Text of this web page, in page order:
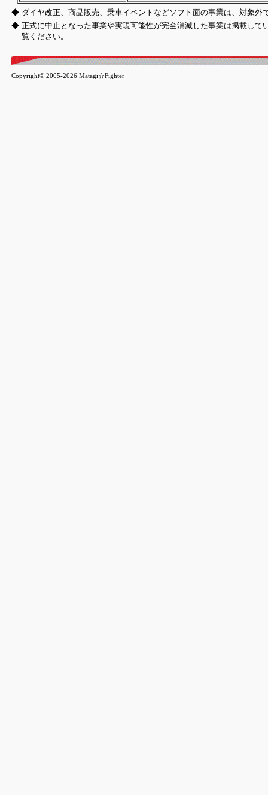
◆ ダイヤ改正、商品販売、乗車イベントなどソフト面の事業は、対象外
◆ 正式に中止となった事業や実現可能性が完全消滅した事業は掲載し
覧ください。
Copyright© 2005-2026 Matagi☆Fighter